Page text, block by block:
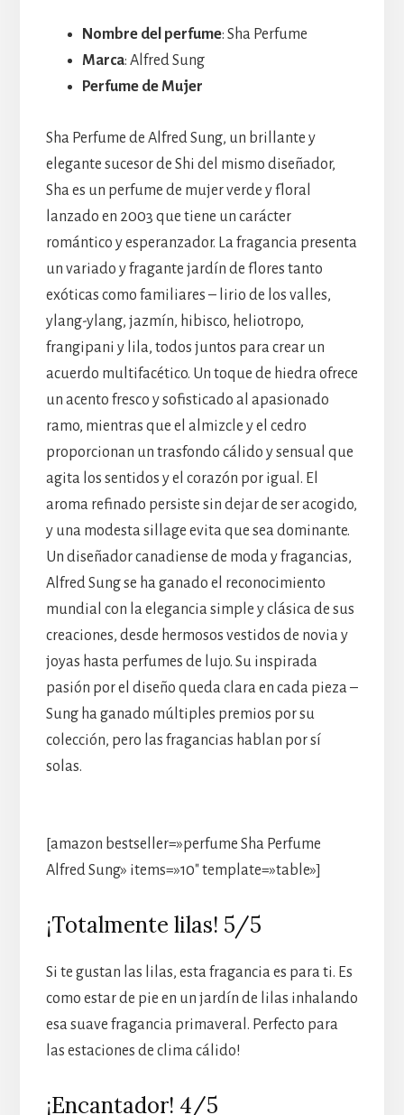
Nombre del perfume: Sha Perfume
Marca: Alfred Sung
Perfume de Mujer
Sha Perfume de Alfred Sung, un brillante y
elegante sucesor de Shi del mismo diseñador,
Sha es un perfume de mujer verde y floral
lanzado en 2003 que tiene un carácter
romántico y esperanzador. La fragancia presenta
un variado y fragante jardín de flores tanto
exóticas como familiares – lirio de los valles,
ylang-ylang, jazmín, hibisco, heliotropo,
frangipani y lila, todos juntos para crear un
acuerdo multifacético. Un toque de hiedra ofrece
un acento fresco y sofisticado al apasionado
ramo, mientras que el almizcle y el cedro
proporcionan un trasfondo cálido y sensual que
agita los sentidos y el corazón por igual. El
aroma refinado persiste sin dejar de ser acogido,
y una modesta sillage evita que sea dominante.
Un diseñador canadiense de moda y fragancias,
Alfred Sung se ha ganado el reconocimiento
mundial con la elegancia simple y clásica de sus
creaciones, desde hermosos vestidos de novia y
joyas hasta perfumes de lujo. Su inspirada
pasión por el diseño queda clara en cada pieza –
Sung ha ganado múltiples premios por su
colección, pero las fragancias hablan por sí
solas.
[amazon bestseller=»perfume Sha Perfume
Alfred Sung» items=»10″ template=»table»]
¡Totalmente lilas! 5/5
Si te gustan las lilas, esta fragancia es para ti. Es
como estar de pie en un jardín de lilas inhalando
esa suave fragancia primaveral. Perfecto para
las estaciones de clima cálido!
¡Encantador! 4/5